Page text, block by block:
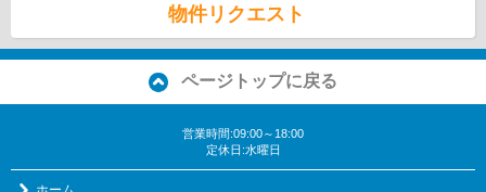
物件リクエスト
ページトップに戻る
営業時間:09:00～18:00
定休日:水曜日